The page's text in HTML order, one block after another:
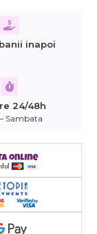
inapoi
24/48h
Sambata